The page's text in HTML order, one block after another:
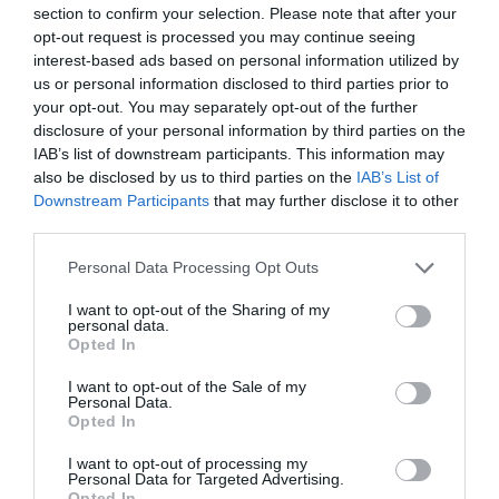
section to confirm your selection. Please note that after your
opt-out request is processed you may continue seeing
interest-based ads based on personal information utilized by
us or personal information disclosed to third parties prior to
your opt-out. You may separately opt-out of the further
disclosure of your personal information by third parties on the
IAB’s list of downstream participants. This information may
also be disclosed by us to third parties on the IAB’s List of
Downstream Participants that may further disclose it to other
Please note that this website/app uses one or more Google
not limited to your visit or usage behaviour. You may click to
grant or deny consent to Google and its third-party tags to
use your data for below specified purposes in below Google
consent section.
Personal Data Processing Opt Outs
I want to opt-out of the Sharing of my
personal data.
Opted In
I want to opt-out of the Sale of my
Personal Data.
Opted In
I want to opt-out of processing my
Personal Data for Targeted Advertising.
Kerüld:
sült krumpli
gyorséttermi szendvicsek
olajban sült húsok
5. Feldolgozott húsok – túl sok só és zsír
A kolbász, hot dog, bacon és egyéb feldolgozott húsok
nemcsak sok telített zsírt tartalmaznak, hanem rengeteg
zvisszatartá st okozhat–mindkettőrossz a m
á
Kerüld:
bocskai, szalonna
hot dog
kolbász